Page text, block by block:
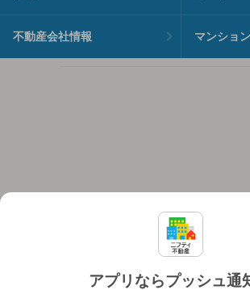
アプリならプッシュ通
不動産会社情報 マンショ